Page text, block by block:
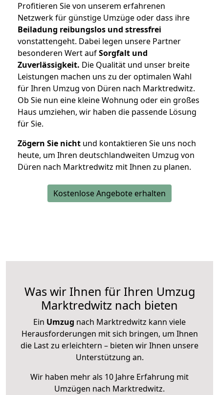
Profitieren Sie von unserem erfahrenen
Netzwerk für günstige Umzüge oder dass ihre
Beiladung reibungslos und stressfrei
vonstattengeht. Dabei legen unsere Partner
besonderen Wert aufSorgfalt und
Zuverlässigkeit. Die Qualität und unser breite
Leistungen machen uns zu der optimalen Wahl
für Ihren Umzug von Düren nach Marktredwitz.
Ob Sie nun eine kleine Wohnung oder ein großes
Haus umziehen, wir haben die passende Lösung
für Sie.
Zögern Sie nicht und kontaktieren Sie uns noch
heute, um Ihren deutschlandweiten Umzug von
Düren nach Marktredwitz mit Ihnen zu planen.
Kostenlose Angebote erhalten
Was wir Ihnen für Ihren Umzug
Marktredwitz nach bieten
Ein Umzug nach Marktredwitz kann viele
Herausforderungen mit sich bringen, um Ihnen
die Last zu erleichtern – bieten wir Ihnen unsere
Unterstützung an.
Wir haben mehr als 10 Jahre Erfahrung mit
Umzügen nach Marktredwitz.